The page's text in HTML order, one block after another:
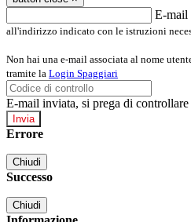
E-mail
all'indirizzo indicato con le istruzioni
Non hai una e-mail associata al nome
tramite la Login Spaggiari
E-mail inviata, si prega di
Errore
Chiudi
Successo
Chiudi